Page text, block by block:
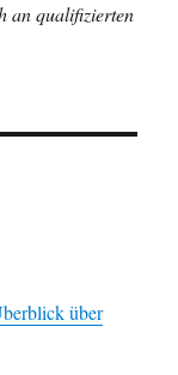
an qualifizierten
über